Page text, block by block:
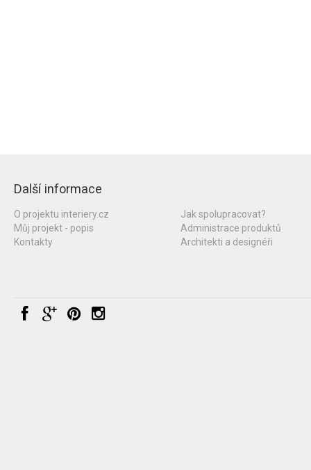
Další informace
O projektu interiery.cz
Můj projekt - popis
Kontakty
Jak spolupracovat?
Administrace produktů
Architekti a designéři